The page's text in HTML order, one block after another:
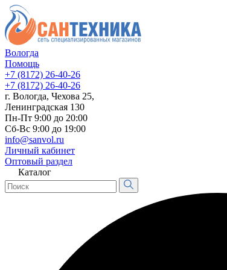
Вологда
Помощь
+7 (8172) 26-40-26
+7 (8172) 26-40-26
г. Вологда, Чехова 25,
Ленинградская 130
Пн-Пт 9:00 до 20:00
Сб-Вс 9:00 до 19:00
info@sanvol.ru
Личный кабинет
Оптовый раздел
Каталог